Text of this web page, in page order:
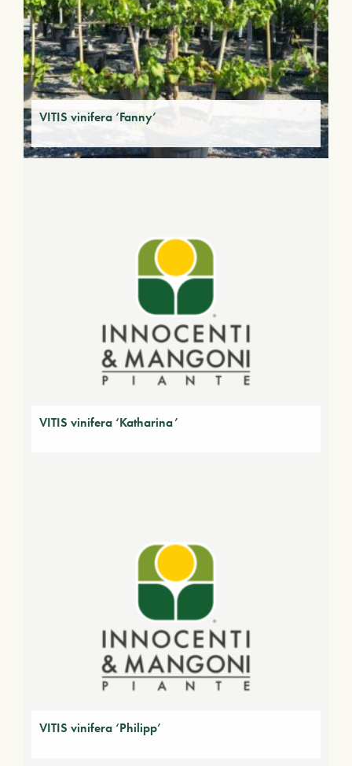
VITIS vinifera ‘Fanny’
VITIS vinifera ‘Katharina’
VITIS vinifera ‘Philipp’